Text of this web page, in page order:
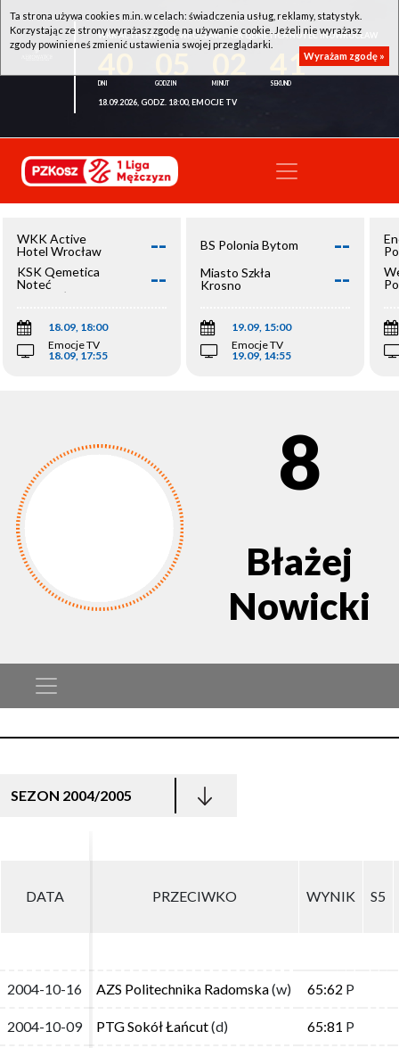
WKK ACTIVE HOTEL WROCŁAW - KSK QEMETICA NOTEĆ INOWROCŁAW
41
18.09.2026, GODZ. 18:00, EMOCJE TV
WKK Active
Hotel Wrocław
--
KSK Qemetica
Noteć
Inowrocław
--
18.09, 18:00
Emocje TV
18.09, 17:55
BS Polonia Bytom --
Miasto Szkła
Krosno
--
19.09, 15:00
Emocje TV
19.09, 14:55
8
Błażej
Nowicki
SEZON 2004/2005
DATA PRZECIWKO WYNIK S5
2004-10-16 AZS Politechnika Radomska(w) 65:62 P
2004-10-09 PTG Sokół Łańcut(d) 65:81 P
DATA PRZECIWKO WYNIK S5
2004-10-16 AZS Politechnika Radomska(w) 65:62 P
2004-10-09 PTG Sokół Łańcut(d) 65:81 P
Ta strona używa cookies m.in. w celach: świadczenia usług, reklamy, statystyk.
Korzystając ze strony wyrażasz zgodę na używanie cookie. Jeżeli nie wyrażasz
zgody powinieneś zmienić ustawienia swojej przeglądarki.
Wyrażam zgodę »